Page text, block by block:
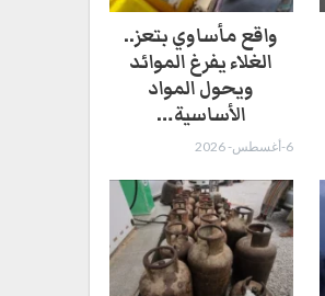
واقع مأساوي بتعز..
الغلاء يفرغ الموائد
ويحول المواد
الأساسية…
6-أغسطس- 2026